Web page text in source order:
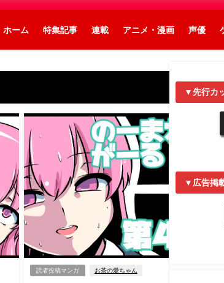
ホーム 特集記事 連載 アニメ・漫画 声優
読者投稿マンガ お茶の愛ちゃん
▼先行カ
▼広告掲